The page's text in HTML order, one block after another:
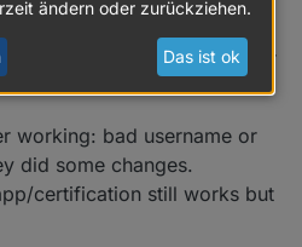
zu dem Thema das hier
working: bad username or
did some changes.
certification still works but
ändern oder zurückziehen.
Das ist ok